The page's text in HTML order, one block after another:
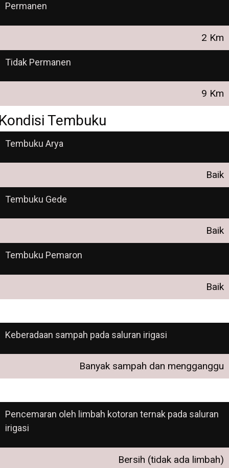
Permanen
2 Km
Tidak Permanen
9 Km
Tembuku
Tembuku Arya
Baik
Tembuku Gede
Baik
Tembuku Pemaron
Baik
Keberadaan sampah pada saluran irigasi
Banyak sampah dan mengganggu
Pencemaran oleh limbah kotoran ternak pada saluran
irigasi
Bersih (tidak ada limbah)